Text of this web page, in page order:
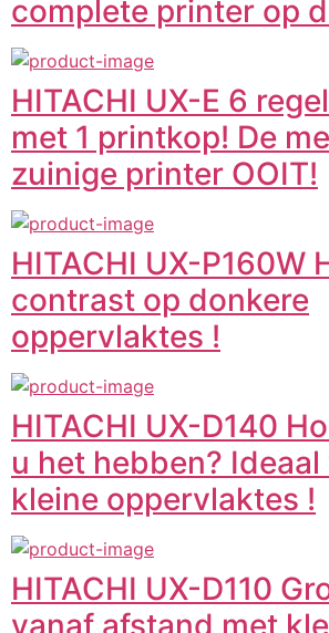
complete printer op
HITACHI UX-E 6
met 1 printkop! De
zuinige printer OOIT!
HITACHI UX-P160W
contrast op donkere
oppervlaktes !
HITACHI UX-D140
u het hebben?
kleine oppervlaktes !
HITACHI UX-D110
vanaf afstand met